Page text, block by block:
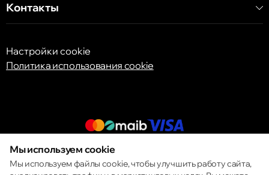
Контакты
Настройки cookie
Политика использования cookie
© 2013 – 2026 ECOM
Мы используем cookie
Мы используем файлы cookie, чтобы улучшить работу сайта,